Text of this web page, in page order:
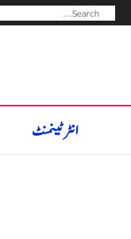
انٹرٹینمنٹ